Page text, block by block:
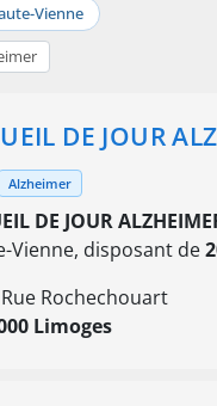
Vienne
DE JOUR
Alzheimer
DE JOUR
Vienne, disposant de
Rochechouart
Limoges